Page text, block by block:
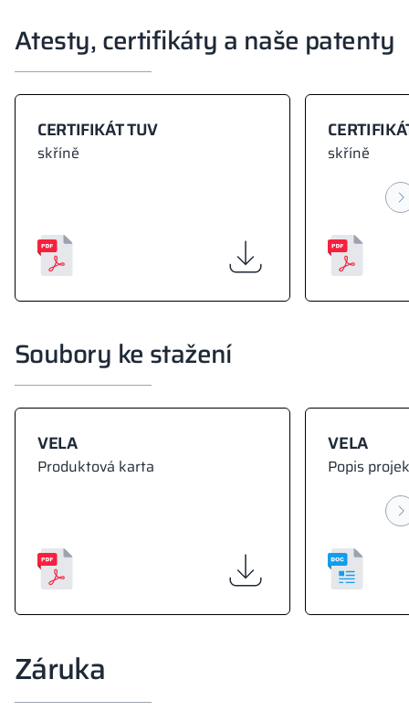
Atesty, certifikáty a naše patenty
CERTIFIKÁT TUV
skříně skříně
Soubory ke stažení
VELA
Produktová karta
VELA
Popis
Záruka